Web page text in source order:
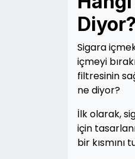
Diyor?
Sigara
içmeyi
filtresinin
ne diyor?
İlk olarak,
için
bir kısmını